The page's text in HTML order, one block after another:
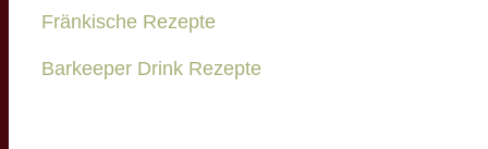
Fränkische Rezepte
Barkeeper Drink Rezepte